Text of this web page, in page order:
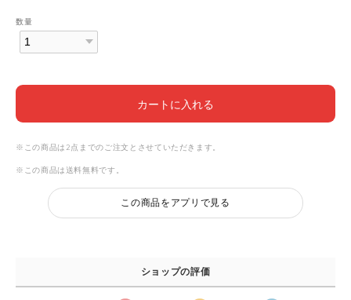
数量
カートに入れる
※この商品は2点までのご注文とさせていただきます。
※この商品は 送料無料です。
この商品をアプリで見る
ショップの評価